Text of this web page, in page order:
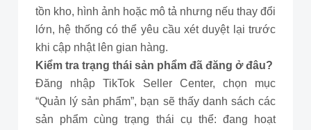
tồn kho, hình ảnh hoặc mô tả nhưng nếu thay đổi
lớn, hệ thống có thể yêu cầu xét duyệt lại trước
khi cập nhật lên gian hàng.
Kiểm tra trạng thái sản phẩm đã đăng ở đâu?
Đăng nhập TikTok Seller Center, chọn mục
“Quản lý sản phẩm”, bạn sẽ thấy danh sách các
sản phẩm cùng trạng thái cụ thể: đang hoạt